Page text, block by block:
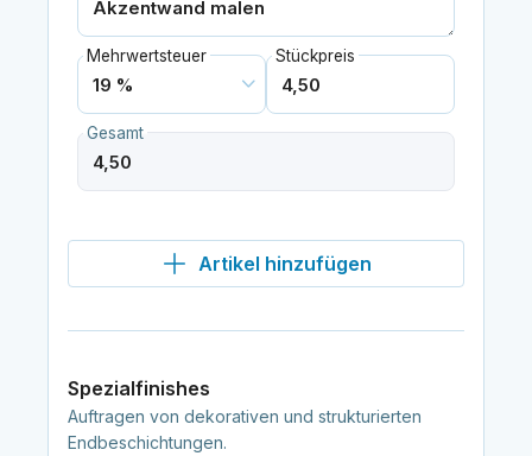
Mehrwertsteuer Stückpreis
Gesamt
Artikel hinzufügen
Spezialfinishes
Auftragen von dekorativen und strukturierten
Endbeschichtungen.